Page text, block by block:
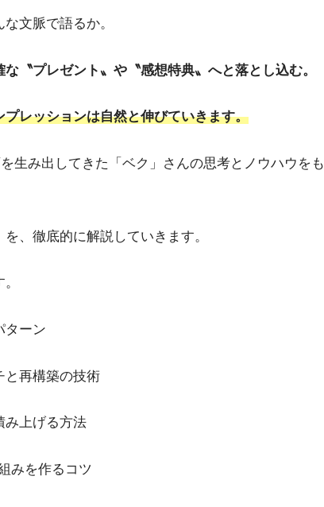
文脈で語るか。
〝プレゼント〟や〝感想特典〟へと落とし込む。
レッションは自然と伸びていきます。
生み出してきた「ベク」さんの思考とノウハウをも
、徹底的に解説していきます。
ターン
と再構築の技術
み上げる方法
みを作るコツ